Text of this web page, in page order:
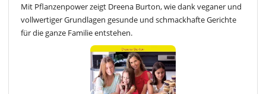
Mit Pflanzenpower zeigt Dreena Burton, wie dank veganer und
vollwertiger Grundlagen gesunde und schmackhafte Gerichte
für die ganze Familie entstehen.